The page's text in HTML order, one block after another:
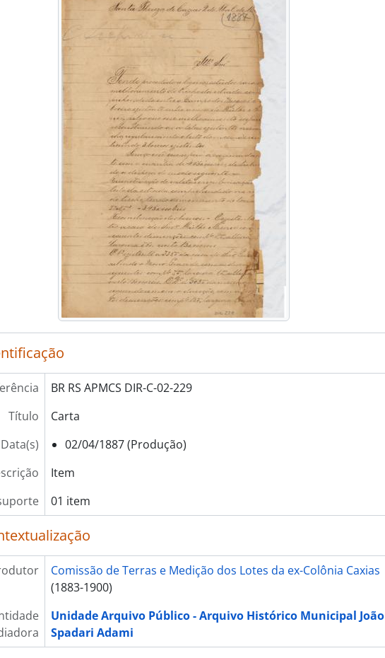
BR RS APMCS DIR-C-02-229
Título
Carta
Data(s)
02/04/1887 (Produção)
Item
01 item
Comissão de Terras e Medição dos Lotes da ex-Colônia Caxias
(1883-1900)
Unidade Arquivo Público - Arquivo Histórico Municipal João
Spadari Adami